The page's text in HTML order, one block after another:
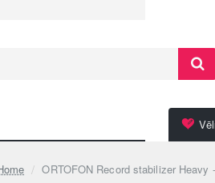
ORTOFON Record stabilizer Heavy